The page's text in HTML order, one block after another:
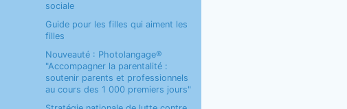
sociale
Guide pour les filles qui aiment les
filles
Nouveauté : Photolangage®
"Accompagner la parentalité :
soutenir parents et professionnels
au cours des 1 000 premiers jours"